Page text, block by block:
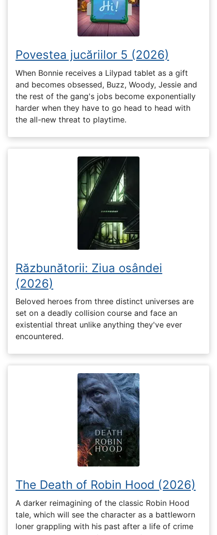
Povestea jucăriilor 5 (2026)
When Bonnie receives a Lilypad tablet as a gift
and becomes obsessed, Buzz, Woody, Jessie and
the rest of the gang's jobs become exponentially
harder when they have to go head to head with
the all-new threat to playtime.
Răzbunătorii: Ziua osândei
(2026)
Beloved heroes from three distinct universes are
set on a deadly collision course and face an
existential threat unlike anything they've ever
encountered.
The Death of Robin Hood (2026)
A darker reimagining of the classic Robin Hood
tale, which will see the character as a battleworn
loner grappling with his past after a life of crime